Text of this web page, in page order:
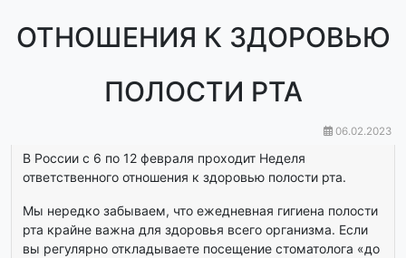
ОТНОШЕНИЯ К ЗДОРОВЬЮ
ПОЛОСТИ РТА
06.02.2023
В России с 6 по 12 февраля проходит Неделя
ответственного отношения к здоровью полости рта.
Мы нередко забываем, что ежедневная гигиена полости
рта крайне важна для здоровья всего организма. Если
вы регулярно откладываете посещение стоматолога «до